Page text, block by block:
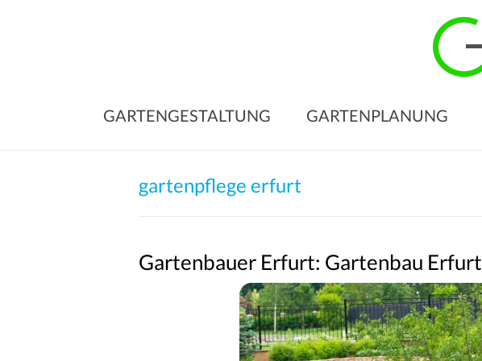
GARTENGESTALTUNG GARTENPLANUNG
gartenpflege erfurt
Gartenbauer Erfurt: Gartenbau Erfurt